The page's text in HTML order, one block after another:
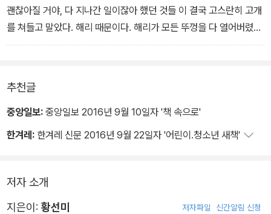
괜찮아질 거야, 다 지나간 일이잖아 했던 것들 이 결국 고스란히 고개
를 쳐들고 말았다. 해리 때문이다. 해리가 모든 뚜껑을 다 열어버렸다.
해리 뒤에는 징그러운 그 늙은이가 있고 거기에는 또 영빈이가 있고
운명이라면, 더럽게 꼬인 이따위가 내 인생이라면 나 진짜 구제불능
이다. 아닌 건 아닌 거다. 부정에 부정이 거듭됐을 땐 결과가 빤한 거
였는데 뭘 증명하자고 태어났을까. 내게 의도 따위가 있었을 리 없다.
가.
추천글
중앙일보: 중앙일보 2016년 9월 10일자 '책 속으로'
한겨레: 한겨레 신문 2016년 9월 22일자 '어린이.청소년 새책'
저자 소개
지은이: 황선미 저자파일 신간알림 신청